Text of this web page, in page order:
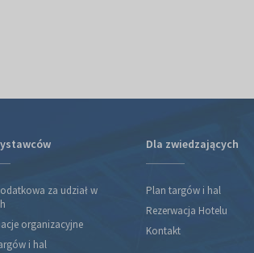
za udział w
organizacyjne
i hal
Dla zwiedzających
Plan targów i hal
Rezerwacja Hotelu
Kontakt